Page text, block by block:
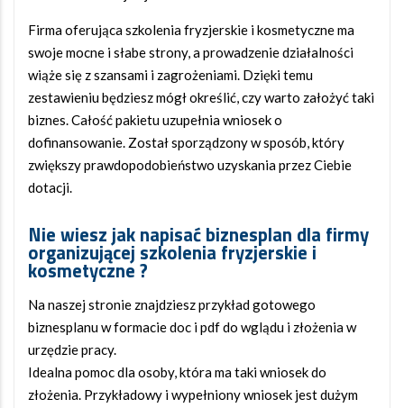
Firma oferująca szkolenia fryzjerskie i kosmetyczne ma
swoje mocne i słabe strony, a prowadzenie działalności
wiąże się z szansami i zagrożeniami. Dzięki temu
zestawieniu będziesz mógł określić, czy warto założyć taki
biznes. Całość pakietu uzupełnia wniosek o
dofinansowanie. Został sporządzony w sposób, który
zwiększy prawdopodobieństwo uzyskania przez Ciebie
dotacji.
Nie wiesz jak napisać biznesplan dla firmy
organizującej szkolenia fryzjerskie i
kosmetyczne ?
Na naszej stronie znajdziesz przykład gotowego
biznesplanu w formacie doc i pdf do wglądu i złożenia w
urzędzie pracy.
Idealna pomoc dla osoby, która ma taki wniosek do
złożenia. Przykładowy i wypełniony wniosek jest dużym